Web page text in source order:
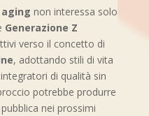
non interessa solo
Generazione Z
verso il concetto di
, adottando stili di vita
di qualità sin
potrebbe produrre
nei prossimi